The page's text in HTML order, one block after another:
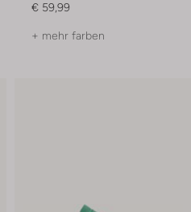
€ 59,99
+ mehr farben